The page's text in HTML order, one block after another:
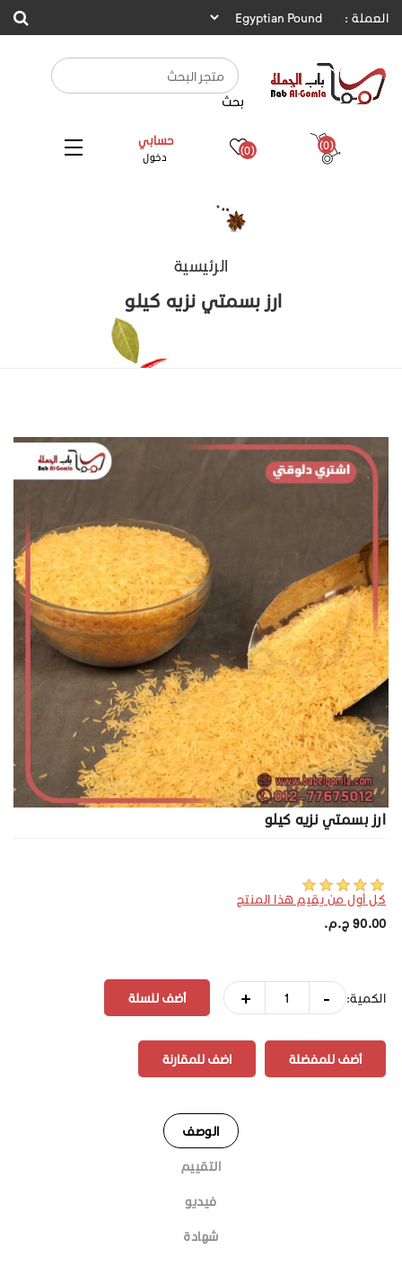
العملة :
بحث
حسابي
دخول (0) (0)
الرئيسية
ارز بسمتي نزيه كيلو
ارز بسمتي نزيه كيلو
كل أول من يقيم هذا المنتج
90.00 ج.م.‏
الكمية: -
+
أضف للمفضلة اضف للمقارنة
الوصف
التقييم
فيديو
شهادة